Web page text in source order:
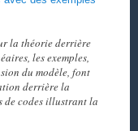
la théorie derrière
les exemples,
du modèle, font
derrière la
de codes illustrant la